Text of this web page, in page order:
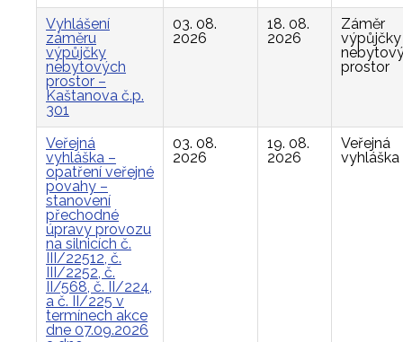
Vyhlášení
záměru
výpůjčky
nebytových
prostor –
Kaštanova č.p.
301
03. 08.
2026
18. 08.
2026
Záměr
výpůjčky
prostor
Veřejná
vyhláška –
opatření veřejné
povahy –
stanovení
přechodné
úpravy provozu
na silnicích č.
III/22512, č.
III/2252, č.
II/568, č. II/224,
a č. II/225 v
termínech akce
dne 07.09.2026
03. 08.
2026
19. 08.
2026
Veřejná
vyhláška